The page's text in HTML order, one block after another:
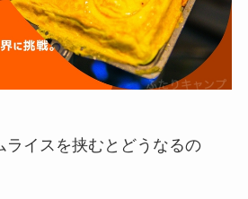
ライスを挟むとどうなるの